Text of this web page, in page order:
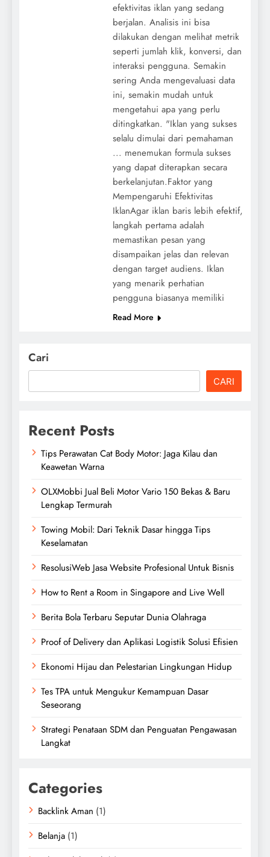
efektivitas iklan yang sedang
berjalan. Analisis ini bisa
dilakukan dengan melihat metrik
seperti jumlah klik, konversi, dan
interaksi pengguna. Semakin
sering Anda mengevaluasi data
ini, semakin mudah untuk
mengetahui apa yang perlu
ditingkatkan. "Iklan yang sukses
selalu dimulai dari pemahaman
... menemukan formula sukses
yang dapat diterapkan secara
berkelanjutan.Faktor yang
Mempengaruhi Efektivitas
IklanAgar iklan baris lebih efektif,
langkah pertama adalah
memastikan pesan yang
disampaikan jelas dan relevan
dengan target audiens. Iklan
yang menarik perhatian
pengguna biasanya memiliki
Read More
Cari
CARI
Recent Posts
Tips Perawatan Cat Body Motor: Jaga Kilau dan
Keawetan Warna
OLXMobbi Jual Beli Motor Vario 150 Bekas & Baru
Lengkap Termurah
Towing Mobil: Dari Teknik Dasar hingga Tips
Keselamatan
ResolusiWeb Jasa Website Profesional Untuk Bisnis
How to Rent a Room in Singapore and Live Well
Berita Bola Terbaru Seputar Dunia Olahraga
Proof of Delivery dan Aplikasi Logistik Solusi Efisien
Ekonomi Hijau dan Pelestarian Lingkungan Hidup
Tes TPA untuk Mengukur Kemampuan Dasar
Seseorang
Strategi Penataan SDM dan Penguatan Pengawasan
Langkat
Categories
Backlink Aman (1)
Belanja (1)